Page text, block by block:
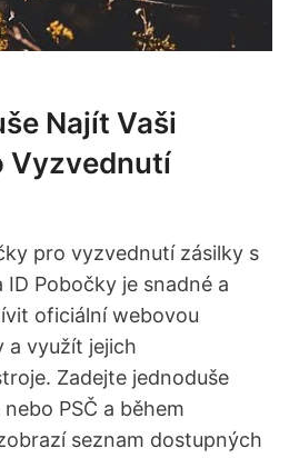
Najít Vaši
Vyzvednutí
pro vyzvednutí zásilky s
Pobočky je snadné a
oficiální webovou
a využít jejich
Zadejte jednoduše
PSČ a během
seznam dostupných